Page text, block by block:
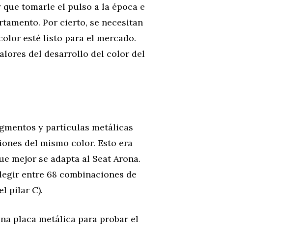
tomarle el pulso a la época e
Por cierto, se necesitan
esté listo para el mercado.
del desarrollo del color del
y partículas metálicas
del mismo color. Esto era
mejor se adapta al Seat Arona.
entre 68 combinaciones de
pilar C).
placa metálica para probar el